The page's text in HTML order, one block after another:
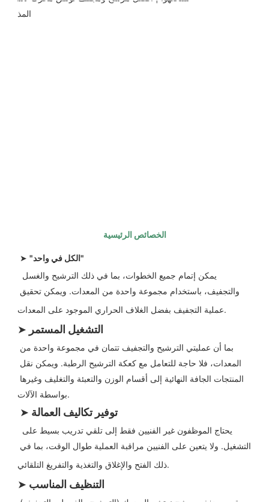
الخصائص الرئيسية
➤
"الكل في واحد"
عملية التجفيف بفضل الغلاف الحراري الموجود على المعدات.
➤ التشغيل المستمر
بواسطة الآلات.
➤ توفير تكاليف العمالة
ذلك الفتح والإغلاق والتغذية والتفريغ التلقائي.
➤ التنظيف المناسب